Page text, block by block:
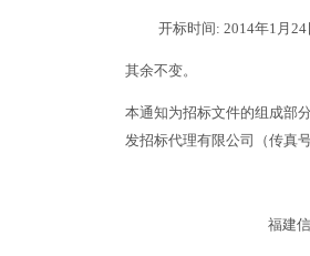
开标时间: 2014年1月24
其余不变。
本通知为招标文件的组成部
发招标代理有限公司（传真
福建信发招标